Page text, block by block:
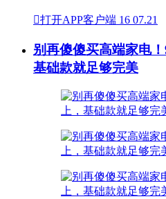
打开APP客户端 16 07.21
别再傻傻买高端家电
基础款就足够完美